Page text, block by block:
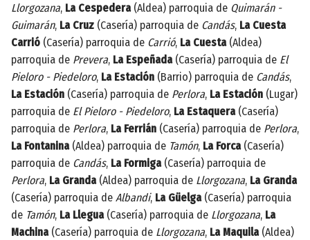
Llorgozana, La Cespedera(Aldea) parroquia de Quimarán -
Guimarán, La Cruz (Casería) parroquia de Candás, La Cuesta
Carrió (Casería) parroquia de Carrió, La Cuesta(Aldea)
parroquia de Prevera, La Espeñada(Casería) parroquia de El
Pieloro - Piedeloro, La Estación (Barrio) parroquia de Candás,
La Estación (Casería) parroquia de Perlora, La Estación (Lugar)
parroquia de El Pieloro - Piedeloro, La Estaquera(Casería)
parroquia de Perlora, La Ferrián (Casería) parroquia de Perlora,
La Fontanina(Aldea) parroquia de Tamón, La Forca(Casería)
parroquia de Candás, La Formiga(Casería) parroquia de
Perlora, La Granda(Aldea) parroquia de Llorgozana, La Granda
(Casería) parroquia de Albandi, La Güelga(Casería) parroquia
de Tamón, La Llegua(Casería) parroquia de Llorgozana, La
Machina(Casería) parroquia de Llorgozana, La Maquila(Aldea)